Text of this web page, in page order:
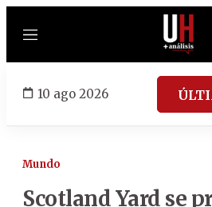
Menú
10 ago 2026
Mundo
Scotland Yard se